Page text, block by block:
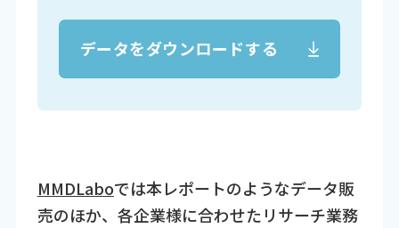
データをダウンロードする
MMDLaboでは本レポートのようなデータ販
売のほか、各企業様に合わせたリサーチ業務